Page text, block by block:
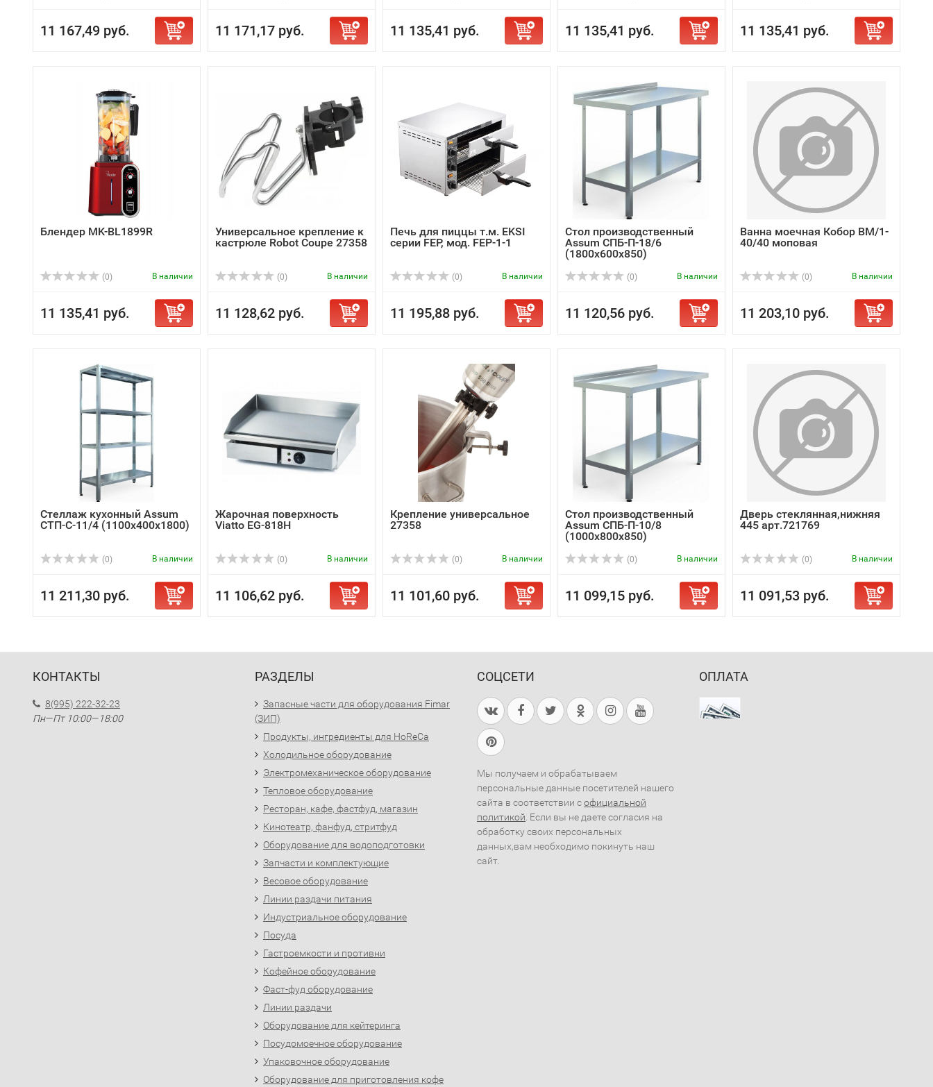
11 167,49 руб. 11 171,17 руб. 11 135,41 руб. 11 135,41 руб. 11 135,41 руб.
Блендер MK-BL1899R
(0) В наличии
11 135,41 руб.
Универсальное крепление к
кастрюле Robot Coupe 27358
(0) В наличии
11 128,62 руб.
Печь для пиццы т.м. EKSI
серии FEP, мод. FEP-1-1
(0) В наличии
11 195,88 руб.
Стол производственный
Assum СПБ-П-18/6
(1800х600х850)
(0) В наличии
11 120,56 руб.
Ванна моечная Кобор ВМ/1-
40/40 моповая
(0) В наличии
11 203,10 руб.
Стеллаж кухонный Assum
СТП-С-11/4 (1100х400х1800)
(0) В наличии
11 211,30 руб.
Жарочная поверхность
Viatto EG-818H
(0) В наличии
11 106,62 руб.
Крепление универсальное
27358
(0) В наличии
11 101,60 руб.
Стол производственный
Assum СПБ-П-10/8
(1000х800х850)
(0) В наличии
11 099,15 руб.
Дверь стеклянная,нижняя
445 арт.721769
(0) В наличии
11 091,53 руб.
КОНТАКТЫ
8(995) 222-32-23
Пн—Пт 10:00—18:00
РАЗДЕЛЫ
Запасные части для оборудования Fimar
(ЗИП)
Продукты, ингредиенты для HoReCa
Холодильное оборудование
Электромеханическое оборудование
Тепловое оборудование
Ресторан, кафе, фастфуд, магазин
Кинотеатр, фанфуд, стритфуд
Оборудование для водоподготовки
Запчасти и комплектующие
Весовое оборудование
Линии раздачи питания
Индустриальное оборудование
Посуда
Гастроемкости и противни
Кофейное оборудование
Фаст-фуд оборудование
Линии раздачи
Оборудование для кейтеринга
Посудомоечное оборудование
Упаковочное оборудование
Оборудование для приготовления кофе
СОЦСЕТИ
Мы получаем и обрабатываем
персональные данные посетителей нашего
сайта в соответствии софициальной
политикой . Если вы не даете согласия на
обработку своих персональных
данных,вам необходимо покинуть наш
сайт.
ОПЛАТА